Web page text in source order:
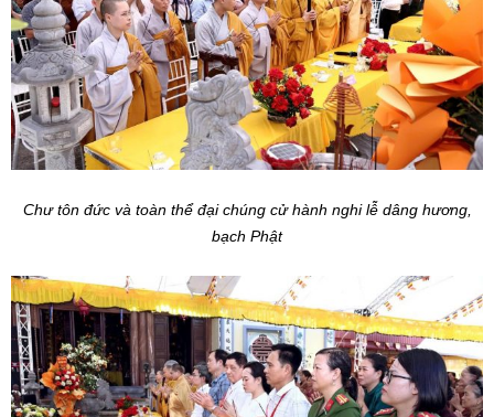
Chư tôn đức và toàn thể đại chúng cử hành nghi lễ dâng hương,
bạch Phật